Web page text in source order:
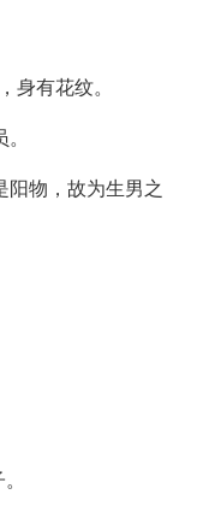
有花纹。
物，故为生男之